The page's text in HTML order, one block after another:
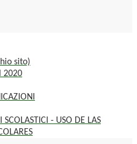
sito)
2020
- USO DE LAS